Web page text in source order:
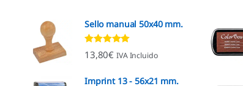
Sello manual 50x40 mm.
Valorado con
4.80de 5
13,80€ IVA Incluido
Imprint 13 - 56x21 mm.